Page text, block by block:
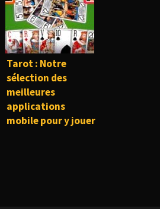
Tarot : Notre
sélection des
meilleures
applications
mobile pour y jouer